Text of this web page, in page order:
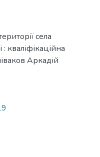
села
кваліфікаційна
Аркадій